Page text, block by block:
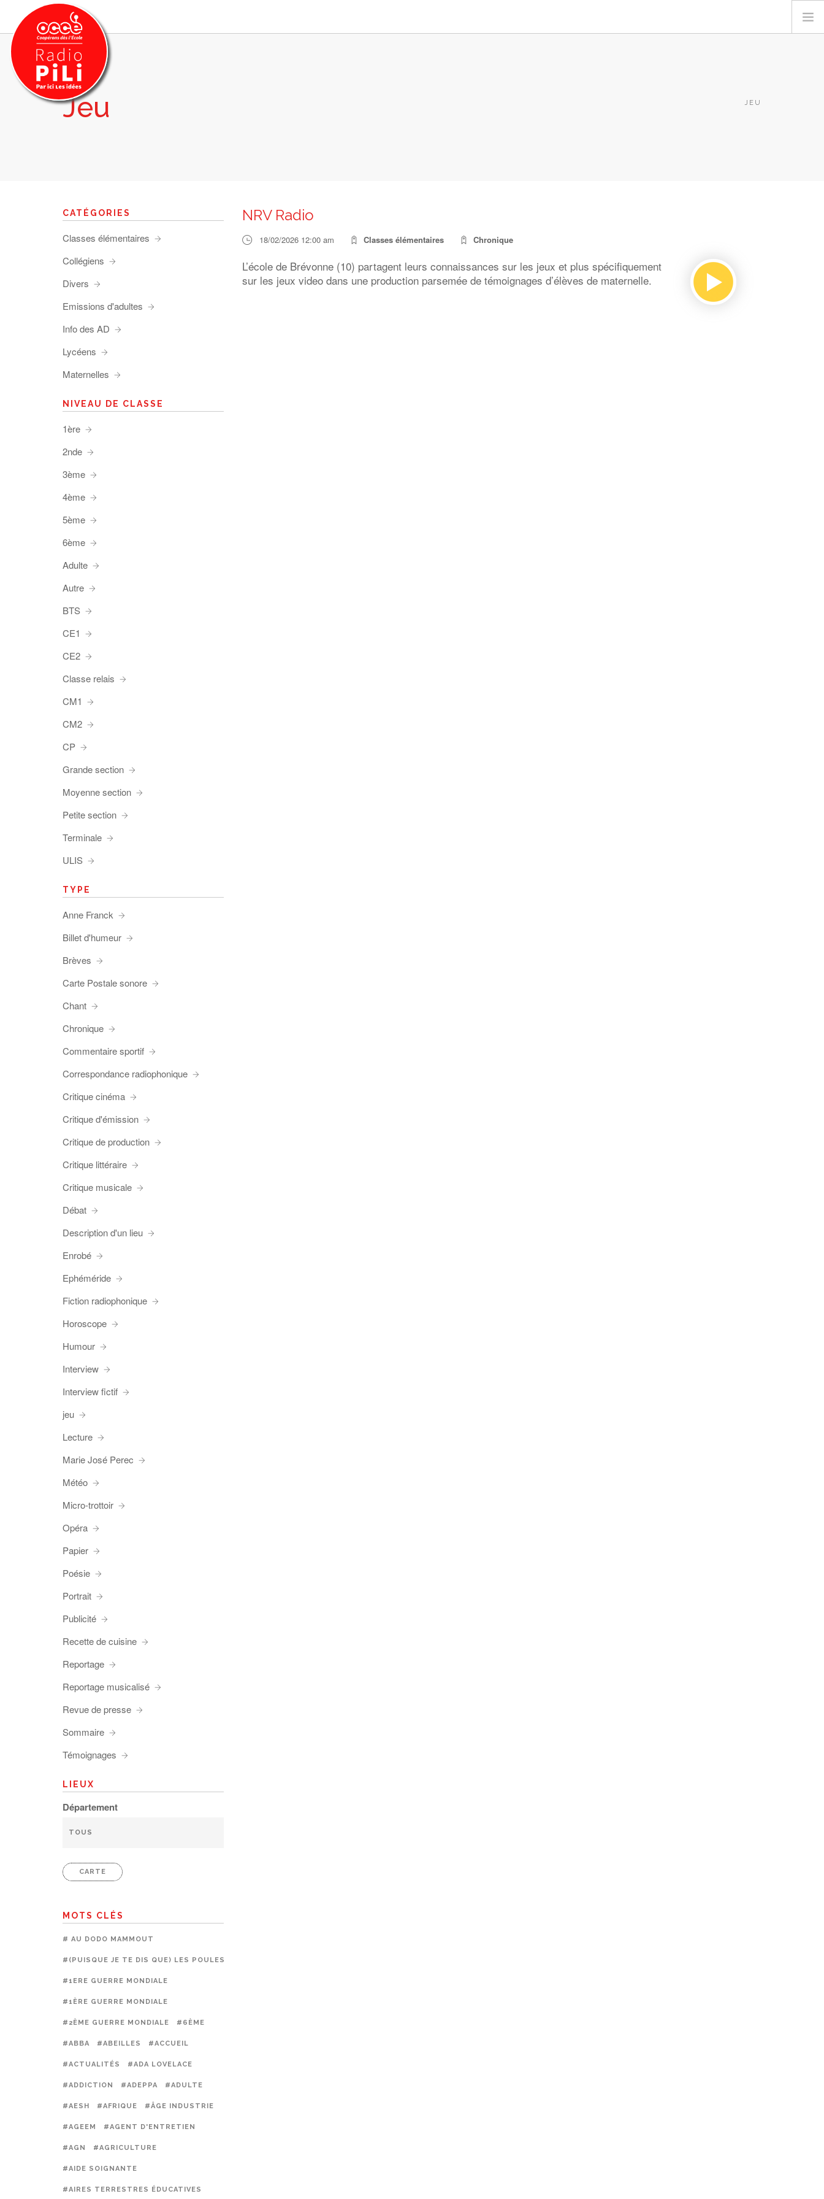
PRÉSENTATION
GRILLE DES PROGRAMMES
RECHERCHER
Jeu JEU
NRV Radio
18/02/2026 12:00 am Classes élémentaires Chronique
L’école de Brévonne (10) partagent leurs connaissances sur les jeux et plus spécifiquement
sur les jeux video dans une production parsemée de témoignages d’élèves de maternelle.
CATÉGORIES
Classes élémentaires
Collégiens
Divers
Emissions d'adultes
Info des AD
Lycéens
Maternelles
NIVEAU DE CLASSE
1ère
2nde
3ème
4ème
5ème
6ème
Adulte
Autre
BTS
CE1
CE2
Classe relais
CM1
CM2
CP
Grande section
Moyenne section
Petite section
Terminale
ULIS
TYPE
Anne Franck
Billet d'humeur
Brèves
Carte Postale sonore
Chant
Chronique
Commentaire sportif
Correspondance radiophonique
Critique cinéma
Critique d'émission
Critique de production
Critique littéraire
Critique musicale
Débat
Description d'un lieu
Enrobé
Ephéméride
Fiction radiophonique
Horoscope
Humour
Interview
Interview fictif
jeu
Lecture
Marie José Perec
Météo
Micro-trottoir
Opéra
Papier
Poésie
Portrait
Publicité
Recette de cuisine
Reportage
Reportage musicalisé
Revue de presse
Sommaire
Témoignages
LIEUX
Département
CARTE
MOTS CLÉS
# AU DODO MAMMOUT
#(PUISQUE JE TE DIS QUE) LES POULES PRÉFÈRENT LES CAGES
#1ERE GUERRE MONDIALE
#1ÈRE GUERRE MONDIALE
#2ÈME GUERRE MONDIALE #6ÈME
#ABBA #ABEILLES #ACCUEIL
#ACTUALITÉS #ADA LOVELACE
#ADDICTION #ADEPPA #ADULTE
#AESH #AFRIQUE #ÂGE INDUSTRIE
#AGEEM #AGENT D'ENTRETIEN
#AGN #AGRICULTURE
#AIDE SOIGNANTE
#AIRES TERRESTRES ÉDUCATIVES